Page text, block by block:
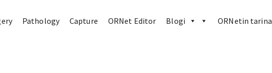
Pathology Capture ORNet Editor Blogi ORNetin tarina